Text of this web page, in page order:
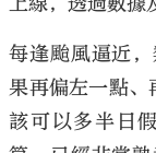
每逢颱風逼近
果再偏左一點、
該可以多半日